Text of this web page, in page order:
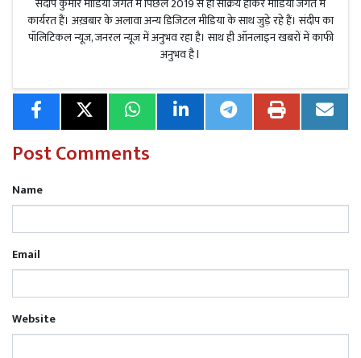
कार्यरत हैं। अख़बार के अलावा अन्य डिजिटल मीडिया के साथ जुड़े रहे हैं। संदीप का
पॉलिटिकल न्यूज, जनरल न्यूज में अनुभव रहा है। साथ ही ऑनलाइन खबरों में काफी
अनुभव है l
Post Comments
Name
Email
Website